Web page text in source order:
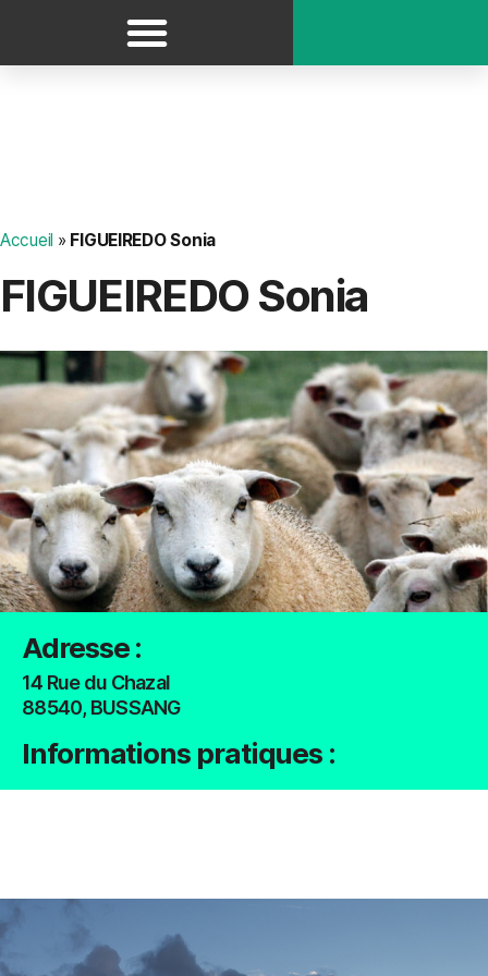
Accueil » FIGUEIREDO Sonia
FIGUEIREDO Sonia
Adresse :
14 Rue du Chazal
88540, BUSSANG
Informations pratiques :